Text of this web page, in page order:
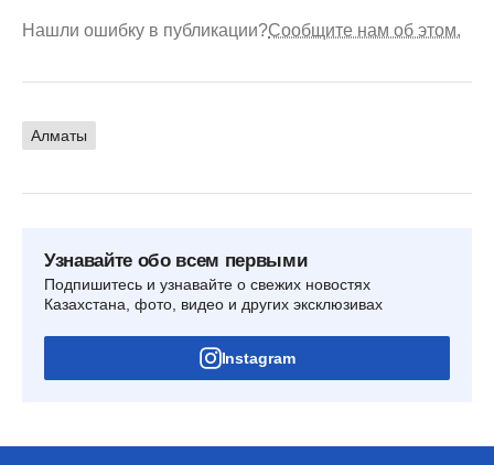
Нашли ошибку в публикации?Сообщите нам об этом.
Алматы
Узнавайте обо всем первыми
Подпишитесь и узнавайте о свежих новостях
Казахстана, фото, видео и других эксклюзивах
Instagram